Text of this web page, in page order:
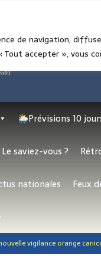
de navigation,
accepter », vous
Prévisions 10
Le saviez-vous ?
nationales Feux
vigilance orange